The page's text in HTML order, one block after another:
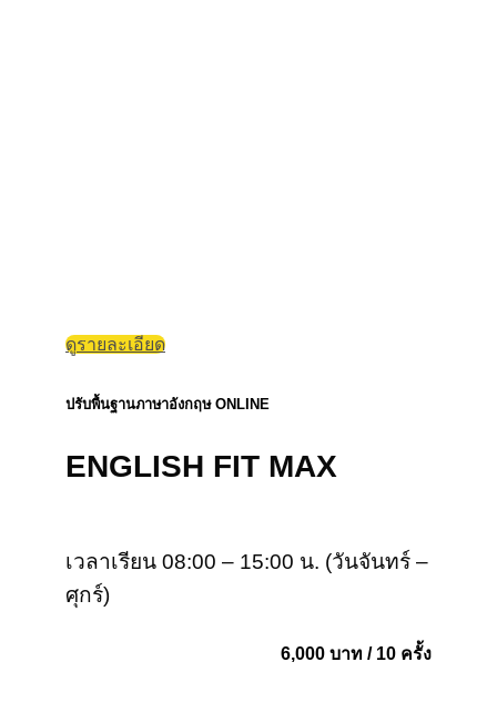
ดูรายละเอียด
ปรับพื้นฐานภาษาอังกฤษ ONLINE
ENGLISH FIT MAX
เวลาเรียน 08:00 – 15:00 น. (วันจันทร์ –
ศุกร์)
6,000 บาท / 10 ครั้ง